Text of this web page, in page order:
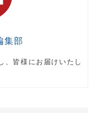
集部
、皆様にお届けいたし